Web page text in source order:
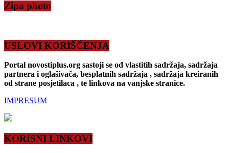
Zipa photo
USLOVI KORIŠĆENJA
Portal novostiplus.org sastoji se od vlastitih sadržaja, sadržaja
partnera i oglašivača, besplatnih sadržaja , sadržaja kreiranih
od strane posjetilaca , te linkova na vanjske stranice.
IMPRESUM
KORISNI LINKOVI